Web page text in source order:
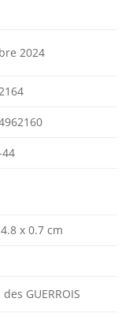
2024
x 0.7 cm
GUERROIS